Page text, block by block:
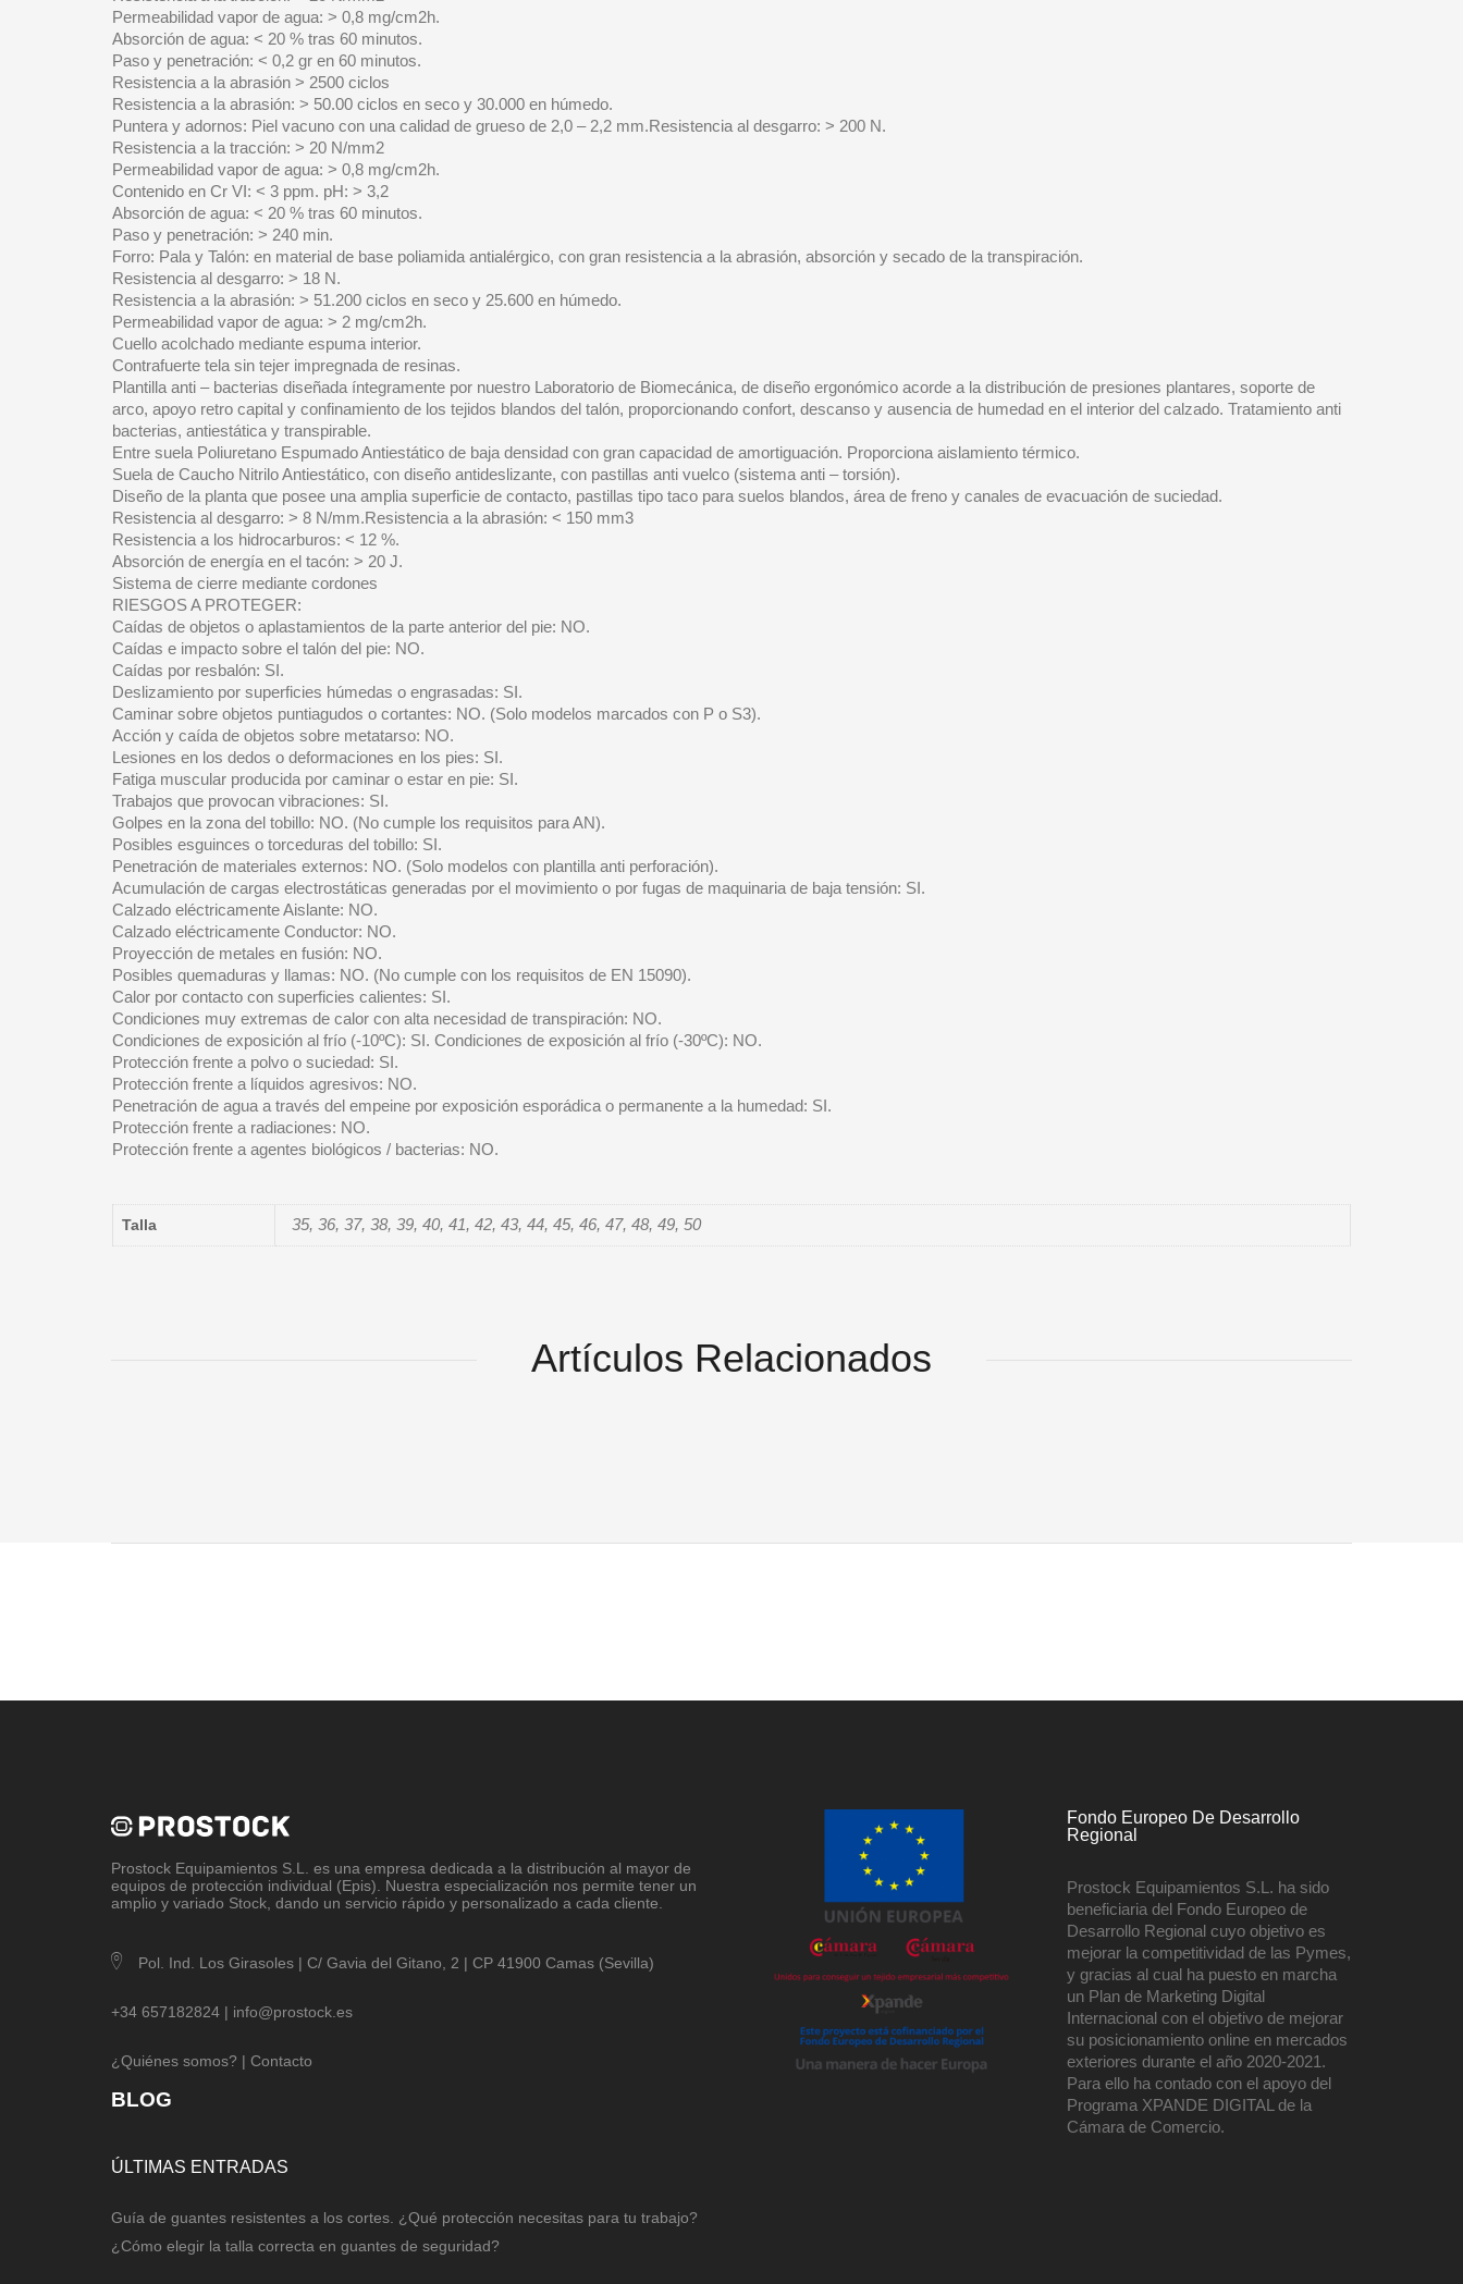
Permeabilidad vapor de agua: > 0,8 mg/cm2h.
Absorción de agua: < 20 % tras 60 minutos.
Paso y penetración: < 0,2 gr en 60 minutos.
Resistencia a la abrasión > 2500 ciclos
Resistencia a la abrasión: > 50.00 ciclos en seco y 30.000 en húmedo.
Puntera y adornos: Piel vacuno con una calidad de grueso de 2,0 – 2,2 mm.Resistencia al desgarro: > 200 N.
Resistencia a la tracción: > 20 N/mm2
Permeabilidad vapor de agua: > 0,8 mg/cm2h.
Contenido en Cr VI: < 3 ppm. pH: > 3,2
Absorción de agua: < 20 % tras 60 minutos.
Paso y penetración: > 240 min.
Forro: Pala y Talón: en material de base poliamida antialérgico, con gran resistencia a la abrasión, absorción y secado de la transpiración.
Resistencia al desgarro: > 18 N.
Resistencia a la abrasión: > 51.200 ciclos en seco y 25.600 en húmedo.
Permeabilidad vapor de agua: > 2 mg/cm2h.
Cuello acolchado mediante espuma interior.
Contrafuerte tela sin tejer impregnada de resinas.
Plantilla anti – bacterias diseñada íntegramente por nuestro Laboratorio de Biomecánica, de diseño ergonómico acorde a la distribución de presiones plantares, soporte de
arco, apoyo retro capital y confinamiento de los tejidos blandos del talón, proporcionando confort, descanso y ausencia de humedad en el interior del calzado. Tratamiento anti
bacterias, antiestática y transpirable.
Entre suela Poliuretano Espumado Antiestático de baja densidad con gran capacidad de amortiguación. Proporciona aislamiento térmico.
Suela de Caucho Nitrilo Antiestático, con diseño antideslizante, con pastillas anti vuelco (sistema anti – torsión).
Diseño de la planta que posee una amplia superficie de contacto, pastillas tipo taco para suelos blandos, área de freno y canales de evacuación de suciedad.
Resistencia al desgarro: > 8 N/mm.Resistencia a la abrasión: < 150 mm3
Resistencia a los hidrocarburos: < 12 %.
Absorción de energía en el tacón: > 20 J.
Sistema de cierre mediante cordones
RIESGOS A PROTEGER:
Caídas de objetos o aplastamientos de la parte anterior del pie: NO.
Caídas e impacto sobre el talón del pie: NO.
Caídas por resbalón: SI.
Deslizamiento por superficies húmedas o engrasadas: SI.
Caminar sobre objetos puntiagudos o cortantes: NO. (Solo modelos marcados con P o S3).
Acción y caída de objetos sobre metatarso: NO.
Lesiones en los dedos o deformaciones en los pies: SI.
Fatiga muscular producida por caminar o estar en pie: SI.
Trabajos que provocan vibraciones: SI.
Golpes en la zona del tobillo: NO. (No cumple los requisitos para AN).
Posibles esguinces o torceduras del tobillo: SI.
Penetración de materiales externos: NO. (Solo modelos con plantilla anti perforación).
Acumulación de cargas electrostáticas generadas por el movimiento o por fugas de maquinaria de baja tensión: SI.
Calzado eléctricamente Aislante: NO.
Calzado eléctricamente Conductor: NO.
Proyección de metales en fusión: NO.
Posibles quemaduras y llamas: NO. (No cumple con los requisitos de EN 15090).
Calor por contacto con superficies calientes: SI.
Condiciones muy extremas de calor con alta necesidad de transpiración: NO.
Condiciones de exposición al frío (-10ºC): SI. Condiciones de exposición al frío (-30ºC): NO.
Protección frente a polvo o suciedad: SI.
Protección frente a líquidos agresivos: NO.
Penetración de agua a través del empeine por exposición esporádica o permanente a la humedad: SI.
Protección frente a radiaciones: NO.
Protección frente a agentes biológicos / bacterias: NO.
Talla 35, 36, 37, 38, 39, 40, 41, 42, 43, 44, 45, 46, 47, 48, 49, 50
Artículos Relacionados
Prostock Equipamientos S.L
. es una empresa dedicada a la distribución al mayor de
equipos de protección individual (Epis). Nuestra especialización nos permite tener un
amplio y variado Stock, dando un servicio rápido y personalizado a cada cliente.
Pol. Ind. Los Girasoles | C/ Gavia del Gitano, 2 | CP 41900 Camas (Sevilla)
+34 657182824 | info@prostock.es
¿Quiénes somos? | Contacto
BLOG
ÚLTIMAS ENTRADAS
Guía de guantes resistentes a los cortes. ¿Qué protección necesitas para tu trabajo?
¿Cómo elegir la talla correcta en guantes de seguridad?
Fondo Europeo De Desarrollo
Regional
Prostock Equipamientos S.L. ha sido
beneficiaria del Fondo Europeo de
Desarrollo Regional cuyo objetivo es
mejorar la competitividad de las Pymes,
y gracias al cual ha puesto en marcha
un Plan de Marketing Digital
Internacional con el objetivo de mejorar
su posicionamiento online en mercados
exteriores durante el año 2020-2021.
Para ello ha contado con el apoyo del
Programa XPANDE DIGITAL de la
Cámara de Comercio.